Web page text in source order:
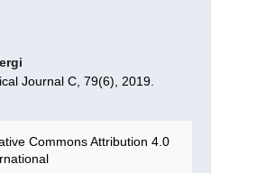
Journal C, 79(6), 2019.
Commons Attribution 4.0